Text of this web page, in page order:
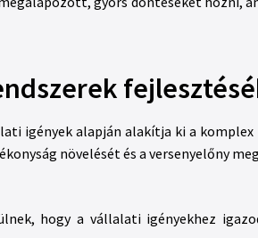
igények alapján alakítja ki a
növelését és a versenyelőny
hogy a vállalati igényekhez